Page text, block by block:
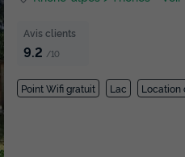
Avis clients
9.2 /10
Point Wifi gratuit Lac Location